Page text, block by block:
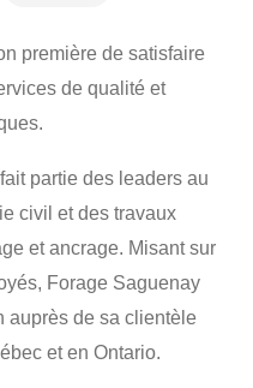
AUTOROUTE -GÉNIE CIVIL
première de satisfaire
de qualité et
partie des leaders au
civil et des travaux
et ancrage. Misant sur
Forage Saguenay
auprès de sa clientèle
et en Ontario.